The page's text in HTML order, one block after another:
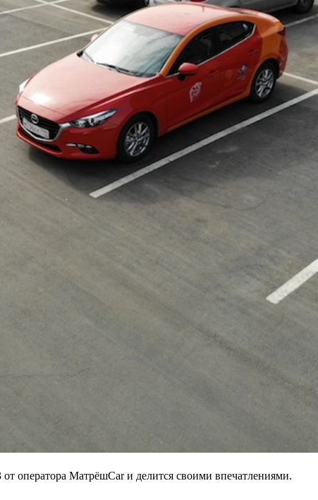
оператора МатрёшCar и делится своими впечатлениями.